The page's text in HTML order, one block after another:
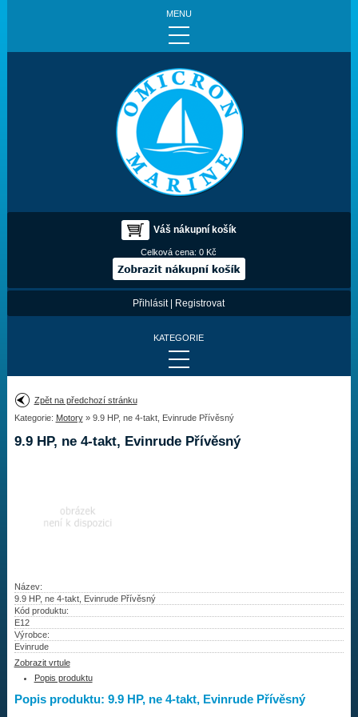
MENU
Váš nákupní košík
Celková cena:0 Kč
Přihlásit| Registrovat
KATEGORIE
Provedení:
Výrobce:
Najít vrtuli
Vrtule
Redukční pouzdra XHS
Kontakty
Aktuality
Zpět na předchozí stránku
Kategorie: Motory» 9.9 HP, ne 4-takt, Evinrude Přívěsný
9.9 HP, ne 4-takt, Evinrude Přívěsný
Název:
9.9 HP, ne 4-takt, Evinrude Přívěsný
Kód produktu:
E12
Výrobce:
Evinrude
Zobrazit vrtule
Popis produktu
Popis produktu: 9.9 HP, ne 4-takt, Evinrude Přívěsný